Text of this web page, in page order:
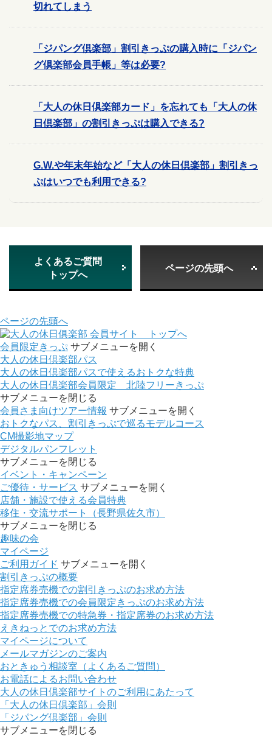
切れてしまう
「ジパング倶楽部」割引きっぷの購入時に「ジパン
グ倶楽部会員手帳」等は必要?
「大人の休日倶楽部カード」を忘れても「大人の休
日倶楽部」の割引きっぷは購入できる?
G.W.や年末年始など「大人の休日倶楽部」割引きっ
ぷはいつでも利用できる?
よくあるご質問
トップへ
ページの先頭へ
ページの先頭へ
会員サイト トップへ
会員限定きっぷ サブメニューを開く
大人の休日倶楽部パス
大人の休日倶楽部パスで使えるおトクな特典
大人の休日倶楽部会員限定 北陸フリーきっぷ
サブメニューを閉じる
会員さま向けツアー情報 サブメニューを開く
おトクなパス、割引きっぷで巡るモデルコース
CM撮影地マップ
デジタルパンフレット
サブメニューを閉じる
イベント・キャンペーン
ご優待・サービス サブメニューを開く
店舗・施設で使える会員特典
移住・交流サポート（長野県佐久市）
サブメニューを閉じる
趣味の会
マイページ
ご利用ガイド サブメニューを開く
割引きっぷの概要
指定席券売機での割引きっぷのお求め方法
指定席券売機での会員限定きっぷのお求め方法
指定席券売機での特急券・指定席券のお求め方法
えきねっとでのお求め方法
マイページについて
メールマガジンのご案内
おときゅう相談室（よくあるご質問）
お電話によるお問い合わせ
大人の休日倶楽部サイトのご利用にあたって
「大人の休日倶楽部」会則
「ジパング倶楽部」会則
サブメニューを閉じる